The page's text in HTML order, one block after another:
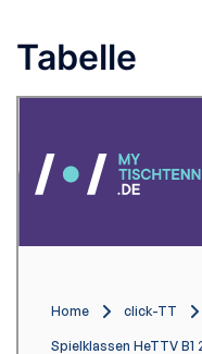
Tabelle